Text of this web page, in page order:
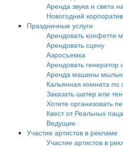
Аренда звука и света
Новогодний корпоратив
Праздничные услуги
Арендовать конфетти
Арендовать сцену
Аэросъемка
Арендовать генератор
Аренда машины
Кальянная комната по
Заказать шатер или
Хотите организовать
Квест от Реальных
Ведущие
Участие артистов в рекламе
Участие артистов в